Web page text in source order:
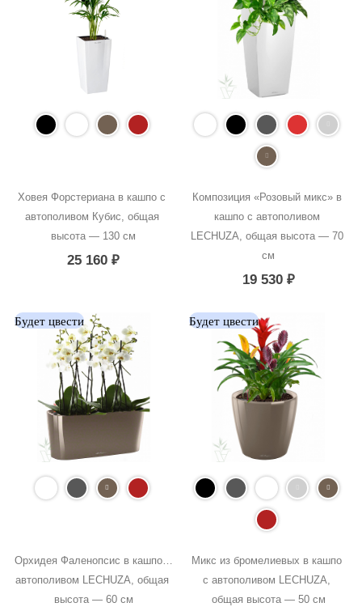
Ховея Форстериана в кашпо с
автополивом Кубис, общая
высота — 130 см
25 160₽
Композиция «Розовый микс» в
кашпо с автополивом
LECHUZA, общая высота — 70
см
19 530 ₽
Будет цвести
Орхидея Фаленопсис в кашпо с
автополивом LECHUZA, общая
высота — 60 см
Будет цвести
Микс из бромелиевых в кашпо
с автополивом LECHUZA,
общая высота — 50 см